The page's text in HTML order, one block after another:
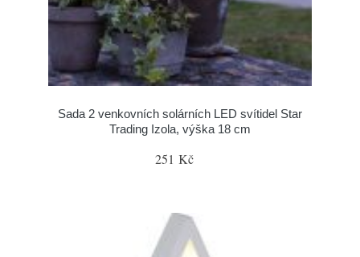
Sada 2 venkovních solárních LED svítidel Star
Trading Izola, výška 18 cm
251 Kč